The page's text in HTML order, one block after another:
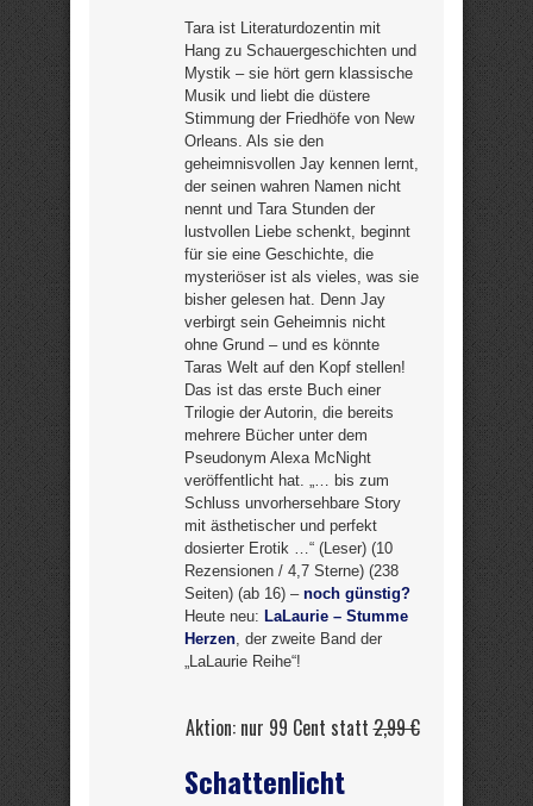
Tara ist Literaturdozentin mit
Hang zu Schauergeschichten und
Mystik – sie hört gern klassische
Musik und liebt die düstere
Stimmung der Friedhöfe von New
Orleans. Als sie den
geheimnisvollen Jay kennen lernt,
der seinen wahren Namen nicht
nennt und Tara Stunden der
lustvollen Liebe schenkt, beginnt
für sie eine Geschichte, die
mysteriöser ist als vieles, was sie
bisher gelesen hat. Denn Jay
verbirgt sein Geheimnis nicht
ohne Grund – und es könnte
Taras Welt auf den Kopf stellen!
Das ist das erste Buch einer
Trilogie der Autorin, die bereits
mehrere Bücher unter dem
Pseudonym Alexa McNight
veröffentlicht hat. „… bis zum
Schluss unvorhersehbare Story
mit ästhetischer und perfekt
dosierter Erotik …“ (Leser) (10
Rezensionen / 4,7 Sterne) (238
Seiten) (ab 16) – noch günstig?
Heute neu: LaLaurie – Stumme
Herzen, der zweite Band der
„LaLaurie Reihe“!
Aktion: nur 99 Cent statt2,99 €
Schattenlicht